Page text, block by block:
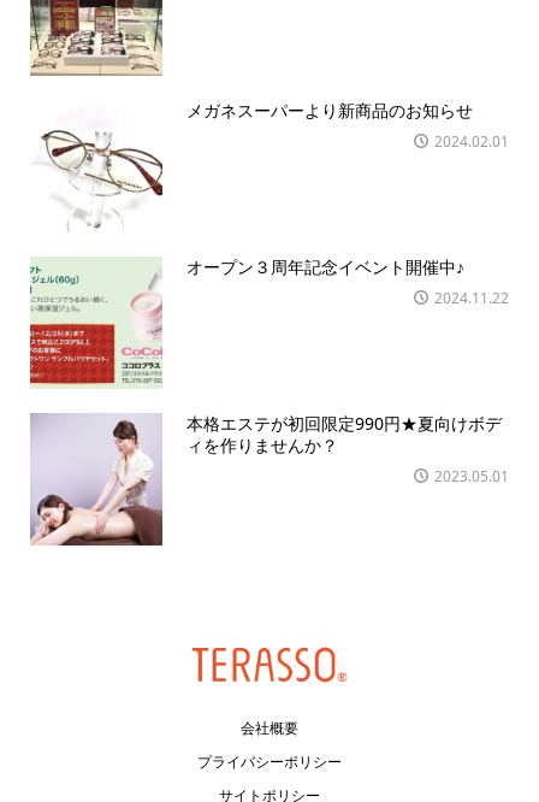
メガネスーパーより新商品のお知らせ
2024.02.01
オープン３周年記念イベント開催中♪
2024.11.22
本格エステが初回限定990円★夏向けボデ
ィを作りませんか？
2023.05.01
会社概要
プライバシーポリシー
サイトポリシー